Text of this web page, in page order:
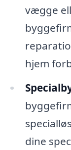
vægge
hjem
dine